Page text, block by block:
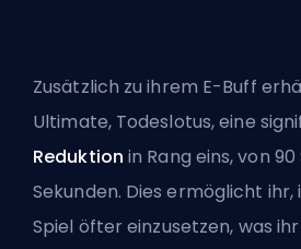
Zusätzlich zu ihrem E-Buff
Ultimate, Todeslotus, eine
Reduktion in Rang eins, von
Sekunden. Dies ermöglicht
Spiel öfter einzusetzen, was